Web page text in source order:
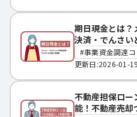
期日現金とは？
決済・でんさい
事業資金調達コ
更新日:2026-01-19
不動産担保ロー
能！不動産売却